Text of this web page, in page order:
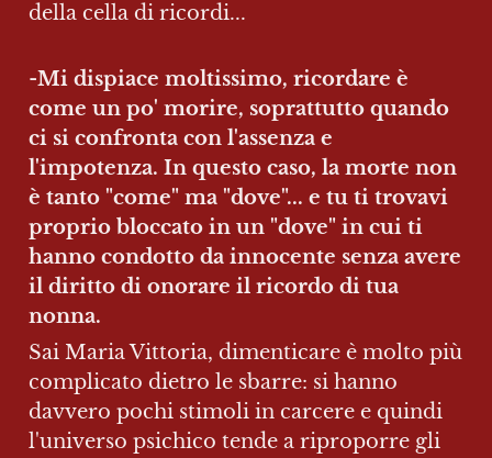
della cella di ricordi...
-Mi dispiace moltissimo, ricordare è
come un po' morire, soprattutto quando
ci si confronta con l'assenza e
l'impotenza. In questo caso, la morte non
è tanto "come" ma "dove"... e tu ti trovavi
proprio bloccato in un "dove" in cui ti
hanno condotto da innocente senza avere
il diritto di onorare il ricordo di tua
nonna.
Sai Maria Vittoria, dimenticare è molto più
complicato dietro le sbarre: si hanno
davvero pochi stimoli in carcere e quindi
l'universo psichico tende a riproporre gli